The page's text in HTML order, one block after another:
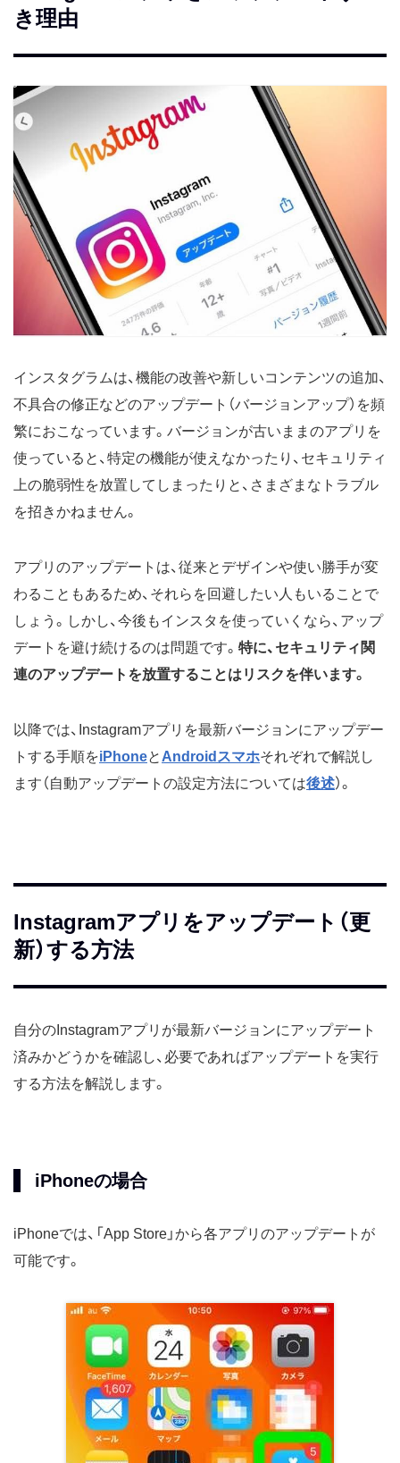
き理由
インスタグラムは、機能の改善や新しいコンテンツの追加、
不具合の修正などのアップデート（バージョンアップ）を頻
繁におこなっています。バージョンが古いままのアプリを
使っていると、特定の機能が使えなかったり、セキュリティ
上の脆弱性を放置してしまったりと、さまざまなトラブル
を招きかねません。
アプリのアップデートは、従来とデザインや使い勝手が変
わることもあるため、それらを回避したい人もいることで
しょう。しかし、今後もインスタを使っていくなら、アップ
デートを避け続けるのは問題です。 特に、セキュリティ関
連のアップデートを放置することはリスクを伴います。
以降では、Instagramアプリを最新バージョンにアップデー
トする手順をiPhoneと Androidスマホそれぞれで解説し
ます（自動アップデートの設定方法については後述）。
Instagramアプリをアップデート（更
新）する方法
自分のInstagramアプリが最新バージョンにアップデート
済みかどうかを確認し、必要であればアップデートを実行
する方法を解説します。
iPhoneの場合
iPhoneでは、「App Store」から各アプリのアップデートが
可能です。